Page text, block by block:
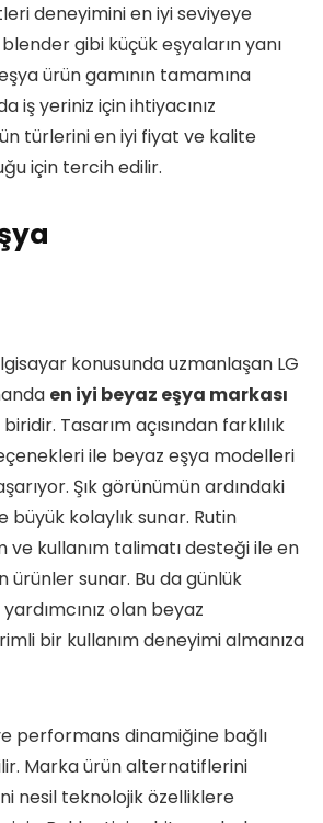
deneyimini en iyi seviyeye
gibi küçük eşyaların yanı
ürün gamının tamamına
iş yeriniz için ihtiyacınız
türlerini en iyi fiyat ve kalite
için tercih edilir.
konusunda uzmanlaşan LG
en iyi beyaz eşya markası
Tasarım açısından farklılık
ile beyaz eşya modelleri
Şık görünümün ardındaki
büyük kolaylık sunar. Rutin
ve kullanım talimatı desteği ile en
sunar. Bu da günlük
olan beyaz
bir kullanım deneyimi almanıza
performans dinamiğine bağlı
Marka ürün alternatiflerini
nesil teknolojik özelliklere